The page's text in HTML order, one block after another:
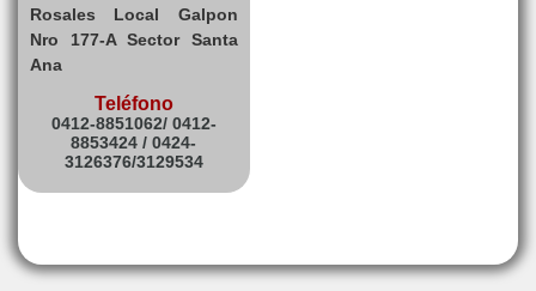
Rosales Local Galpon
Nro 177-A Sector Santa
Ana
Teléfono
0412-8851062/ 0412-
8853424 / 0424-
3126376/3129534